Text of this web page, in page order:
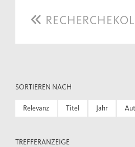
SORTIEREN NACH
Relevanz Titel Jahr
TREFFERANZEIGE